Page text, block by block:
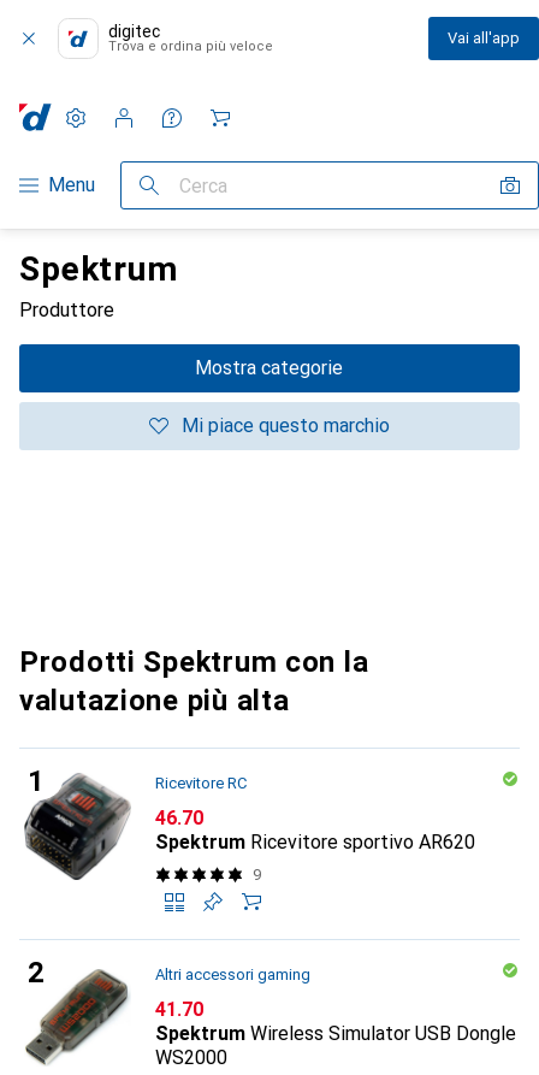
digitec
Trova e ordina più veloce Vai all'app
Categoria Navigazione
Menu Cerca
Impostazioni
Conto cliente
Liste di confronto
Liste dei desideri
Carrello
Spektrum
Produttore
Mostra categorie
Mi piace questo marchio
Prodotti Spektrum con la
valutazione più alta
Ricevitore RC
CHF
46.70
Spektrum Ricevitore sportivo AR620
9
Altri accessori gaming
CHF
41.70
Spektrum Wireless Simulator USB Dongle
WS2000